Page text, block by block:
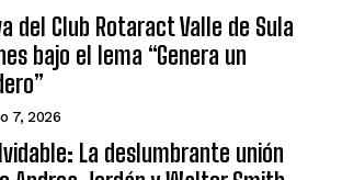
del Club Rotaract Valle de Sula
bajo el lema “Genera un
7, 2026
La deslumbrante unión